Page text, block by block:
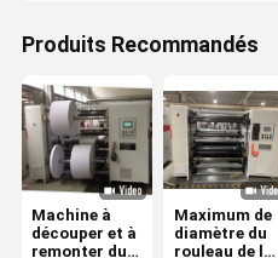
Produits Recommandés
Machine à
découper et à
remonter du
Maximum de
diamètre du
rouleau de la